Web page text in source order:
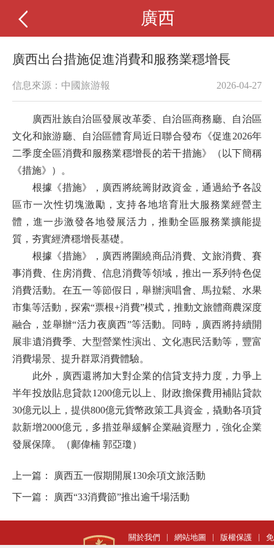
廣西
廣西出台措施促進消費和服務業穩增長
信息來源：中國旅游報 2026-04-27
廣西壯族自治區發展改革委、自治區商務廳、自治區
文化和旅游廳、自治區體育局近日聯合發布《促進2026年
二季度全區消費和服務業穩增長的若干措施》（以下簡稱
《措施》）。
根據《措施》，廣西將統籌財政資金，通過給予各設
區市一次性切塊激勵，支持各地培育壯大服務業經營主
體，進一步激發各地發展活力，推動全區服務業擴能提
質，夯實經濟穩增長基礎。
根據《措施》，廣西將圍繞商品消費、文旅消費、賽
事消費、住房消費、信息消費等領域，推出一系列特色促
消費活動。在五一等節假日，舉辦演唱會、馬拉鬆、水果
市集等活動，探索“票根+消費”模式，推動文旅體商農深度
融合，並舉辦“活力夜廣西”等活動。同時，廣西將持續開
展非遺消費季、大型營業性演出、文化惠民活動等，豐富
消費場景、提升群眾消費體驗。
此外，廣西還將加大對企業的信貸支持力度，力爭上
半年投放貼息貸款1200億元以上、財政擔保費用補貼貸款
30億元以上，提供800億元貨幣政策工具資金，撬動各項貸
款新增2000億元，多措並舉緩解企業融資壓力，強化企業
發展保障。（鄺偉楠 郭亞瓊）
上一篇： 廣西五一假期開展130余項文旅活動
下一篇： 廣西“33消費節”推出逾千場活動